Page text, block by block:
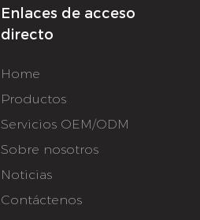
Enlaces de acceso
directo
Home
Productos
Servicios OEM/ODM
Sobre nosotros
Noticias
Contáctenos